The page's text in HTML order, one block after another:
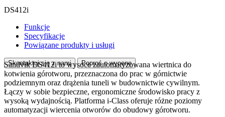
DS412i
Funkcje
Specyfikacje
Powiązane produkty i usługi
Skontaktuj się z nami Poproś o wycenę
Sandvik DS412i to wysoce zautomatyzowana wiertnica do
kotwienia górotworu, przeznaczona do prac w górnictwie
podziemnym oraz drążenia tuneli w budownictwie cywilnym.
Łączy w sobie bezpieczne, ergonomiczne środowisko pracy z
wysoką wydajnością. Platforma i-Class oferuje różne poziomy
automatyzacji wiercenia otworów do obudowy górotworu.